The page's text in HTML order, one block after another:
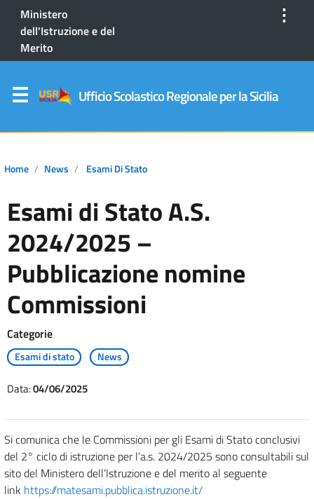
Ministero
dell'Istruzione e del
Merito
⋮
Ufficio Scolastico Regionale per la Sicilia
Home News Esami Di Stato
Esami di Stato A.S.
2024/2025 –
Pubblicazione nomine
Commissioni
Categorie
Esami di stato News
Data:04/06/2025
Si comunica che le Commissioni per gli Esami di Stato conclusivi
del 2° ciclo di istruzione per l’a.s. 2024/2025 sono consultabili sul
sito del Ministero dell’Istruzione e del merito al seguente
link https://matesami.pubblica.istruzione.it/